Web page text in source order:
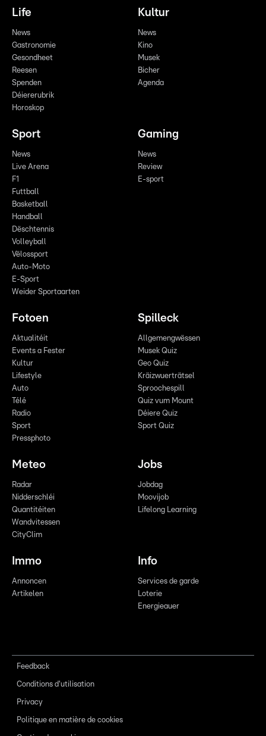
Life
News
Gastronomie
Gesondheet
Reesen
Spenden
Déiererubrik
Horoskop
Kultur
News
Kino
Musek
Bicher
Agenda
Sport
News
Live Arena
F1
Futtball
Basketball
Handball
Dëschtennis
Volleyball
Vëlossport
Auto-Moto
E-Sport
Weider Sportaarten
Gaming
News
Review
E-sport
Fotoen
Aktualitéit
Events a Fester
Kultur
Lifestyle
Auto
Télé
Radio
Sport
Pressphoto
Spilleck
Allgemengwëssen
Musek Quiz
Geo Quiz
Kräizwuerträtsel
Sproochespill
Quiz vum Mount
Déiere Quiz
Sport Quiz
Meteo
Radar
Nidderschléi
Quantitéiten
Wandvitessen
CityClim
Jobs
Jobdag
Moovijob
Lifelong Learning
Immo
Annoncen
Artikelen
Info
Services de garde
Loterie
Energieauer
Feedback
Conditions d'utilisation
Privacy
Politique en matière de cookies